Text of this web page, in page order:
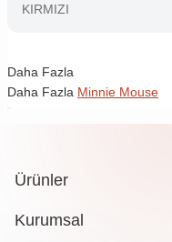
KIRMIZI
Daha Fazla
Daha Fazla Minnie Mouse
Ürünler
Kurumsal